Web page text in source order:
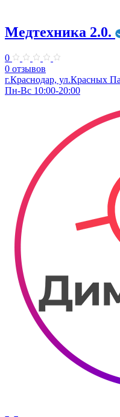
Медтехника 2.0.
0
0 отзывов
г.Краснодар, ул.Красных
Пн-Вс 10:00-20:00